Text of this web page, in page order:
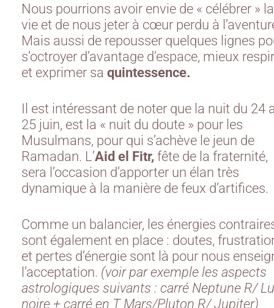
Nous pourrions avoir envie de « célébrer » la
vie et de nous jeter à cœur perdu à
Mais aussi de repousser quelques lignes
s’octroyer d’avantage d’espace, mieux
et exprimer sa quintessence.
Il est intéressant de noter que la nuit du 24
25 juin, est la « nuit du doute » pour les
Musulmans, pour qui s’achève le jeun de
Ramadan. L’Aid el Fitr, fête de la fraternité,
sera l’occasion d’apporter un élan très
dynamique à la manière de feux d’artifices.
Comme un balancier, les énergies
sont également en place : doutes,
et pertes d’énergie sont là pour nous
l’acceptation. (voir par exemple les aspects
astrologiques suivants : carré Neptune R/
noire + carré en T Mars/Pluton R/ Jupiter)